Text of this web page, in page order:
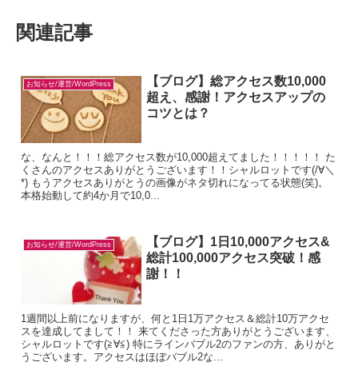
関連記事
お知らせ/運営/WordPress
【ブログ】総アクセス数10,000
超え、感謝！アクセスアップの
コツとは？
な、なんと！！！総アクセス数が10,000超えてました！！！！！ た
くさんのアクセスありがとうございます！！シャルロットです(/∀＼
*) もうアクセスありがとうの画像がネタ切れになってる状態(笑)。
本格始動して約4か月で10,0...
お知らせ/運営/WordPress
【ブログ】1日10,000アクセス&
総計100,000アクセス突破！感
謝！！
1週間以上前になりますが、何と1日1万アクセス＆総計10万アクセ
スを達成してまして！！ 来てくださった方ありがとうございます、
シャルロットです(≧∀≦) 特にラインバブル2のファンの方、ありがと
うございます。アクセスはほぼバブル2な...